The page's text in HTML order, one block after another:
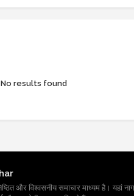
results found
और विश्वसनीय समाचार माध्यम है। यहां